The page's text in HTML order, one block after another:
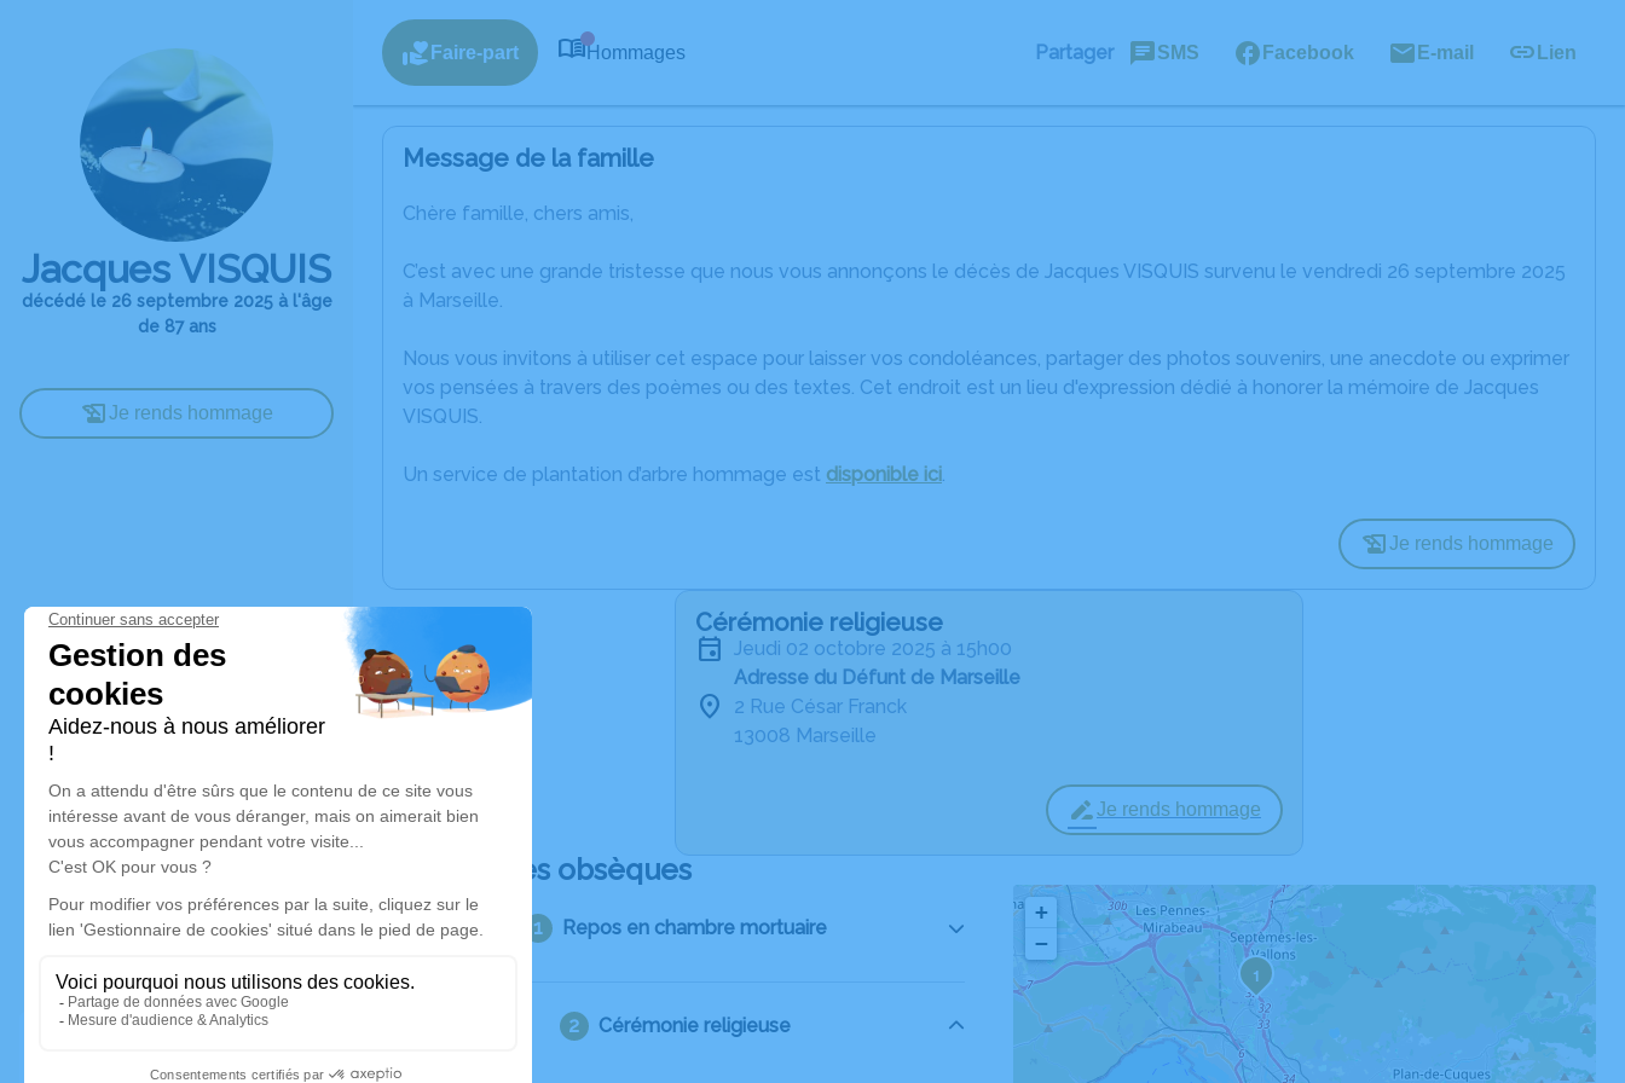
Jacques VISQUIS
décédé le 26 septembre 2025 à l'âge
de 87 ans
Je rends hommage
Faire-part Hommages Partager SMS Facebook E-mail Lien
Message de la famille
Chère famille, chers amis,
C’est avec une grande tristesse que nous vous annonçons le décès de Jacques VISQUIS survenu le vendredi 26 septembre 2025
à Marseille.
Nous vous invitons à utiliser cet espace pour laisser vos condoléances, partager des photos souvenirs, une anecdote ou exprimer
vos pensées à travers des poèmes ou des textes. Cet endroit est un lieu d'expression dédié à honorer la mémoire de Jacques
VISQUIS.
Un service de plantation d’arbre hommage est disponible ici.
Je rends hommage
Cérémonie religieuse
jeudi 02 octobre 2025 à 15h00
Adresse du Défunt de Marseille
2 Rue César Franck
13008 Marseille
Je rends hommage
Déroulé des obsèques
Repos en chambre mortuaire
Cérémonie religieuse
1
+
−